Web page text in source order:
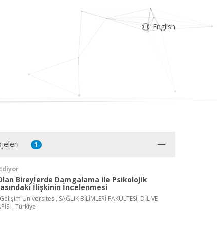
English
1
Bireylerde Damgalama ile Psikolojik
İlişkinin İncelenmesi
Üniversitesi, SAĞLIK BİLİMLERİ FAKÜLTESİ, DİL VE
, Türkiye